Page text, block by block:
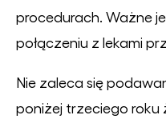
procedurach. Ważne
połączeniu z lekami
Nie zaleca się
poniżej trzeciego roku